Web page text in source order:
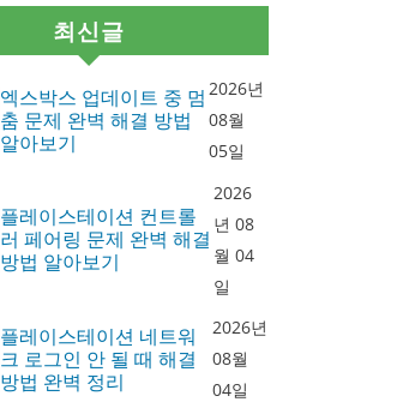
최신글
엑스박스 업데이트 중 멈
춤 문제 완벽 해결 방법
알아보기
2026년
08월
05일
플레이스테이션 컨트롤
러 페어링 문제 완벽 해결
방법 알아보기
2026
년 08
월 04
일
플레이스테이션 네트워
크 로그인 안 될 때 해결
방법 완벽 정리
2026년
08월
04일